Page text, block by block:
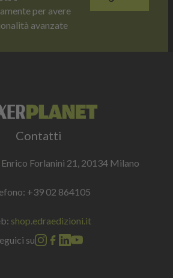
per avere
avanzate
Contatti
Forlanini 21, 20134 Milano
+39 02 864105
shop.edraedizioni.it
su